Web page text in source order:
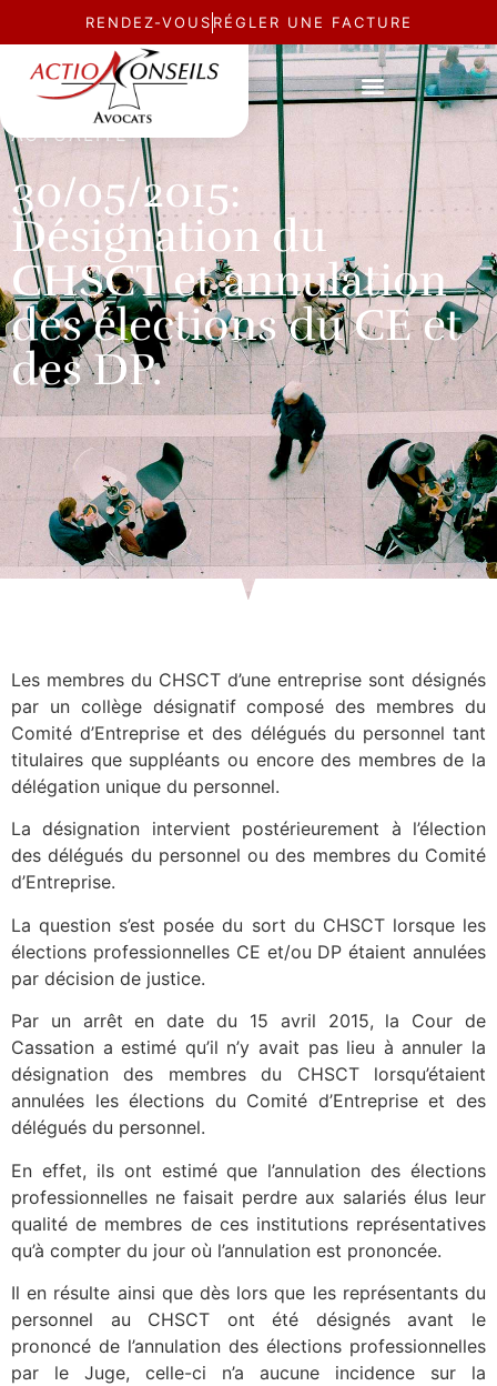
RENDEZ-VOUS RÉGLER UNE FACTURE
ACTUALITÉ
30/05/2015:
Désignation du
CHSCT et annulation
des élections du CE et
des DP.
Les membres du CHSCT d’une entreprise sont désignés
par un collège désignatif composé des membres du
Comité d’Entreprise et des délégués du personnel tant
titulaires que suppléants ou encore des membres de la
délégation unique du personnel.
La désignation intervient postérieurement à l’élection
des délégués du personnel ou des membres du Comité
d’Entreprise.
La question s’est posée du sort du CHSCT lorsque les
élections professionnelles CE et/ou DP étaient annulées
par décision de justice.
Par un arrêt en date du 15 avril 2015, la Cour de
Cassation a estimé qu’il n’y avait pas lieu à annuler la
désignation des membres du CHSCT lorsqu’étaient
annulées les élections du Comité d’Entreprise et des
délégués du personnel.
En effet, ils ont estimé que l’annulation des élections
professionnelles ne faisait perdre aux salariés élus leur
qualité de membres de ces institutions représentatives
qu’à compter du jour où l’annulation est prononcée.
Il en résulte ainsi que dès lors que les représentants du
personnel au CHSCT ont été désignés avant le
prononcé de l’annulation des élections professionnelles
par le Juge, celle-ci n’a aucune incidence sur la